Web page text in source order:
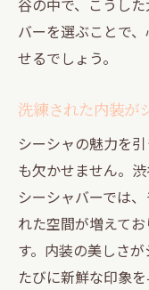
よさ
シーシャ
色気ある
渋谷駅
大人が求
両立
SNS映えす
SNSでも
シーシャ
バーを選ぶことで
せるでしょう。
洗練された内装が
シーシャの魅力を
も欠かせません。
シーシャバーでは
れた空間が増えて
す。内装の美しさ
たびに新鮮な印象を